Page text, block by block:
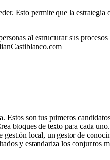
Esto permite que la
al estructurar sus
Estos son tus primeros
bloques de texto para cada uno.
gestión local, un gestor de
y estandariza los conjuntos